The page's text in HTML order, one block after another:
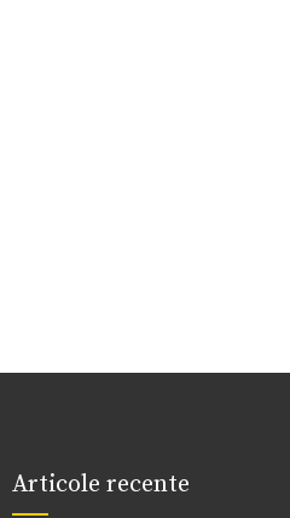
Articole recente